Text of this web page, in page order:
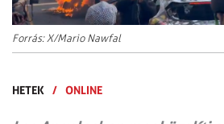
Forrás: X/Mario Nawfal
HETEK / ONLINE